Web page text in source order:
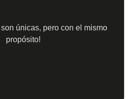
únicas, pero con el mismo
propósito!